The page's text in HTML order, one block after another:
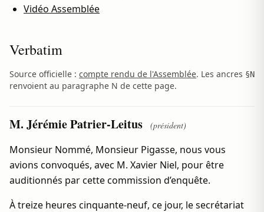
Vidéo Assemblée
Verbatim
Source officielle : compte rendu de l'Assemblée. Les ancres §N
renvoient au paragraphe N de cette page.
M. Jérémie Patrier-Leitus (président)
Monsieur Nommé, Monsieur Pigasse, nous vous
avions convoqués, avec M. Xavier Niel, pour être
auditionnés par cette commission d’enquête.
À treize heures cinquante-neuf, ce jour, le secrétariat